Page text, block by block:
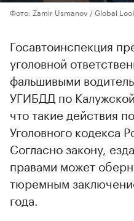
Фото: Zamir Usmanov / Global
Госавтоинспекция
уголовной
фальшивыми
УГИБДД по
что такие действия
Уголовного кодекса
Согласно закону,
правами может
тюремным
года.